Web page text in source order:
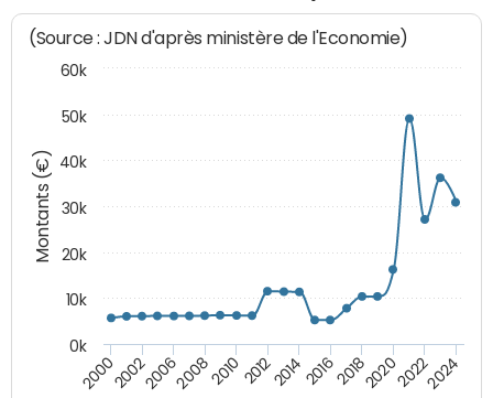
Montants (€)
(Source : JDN d'après ministère de l'Economie)
20002002200620082010 2012201420162018202020222024
0k
10k
20k
30k
40k
50k
60k